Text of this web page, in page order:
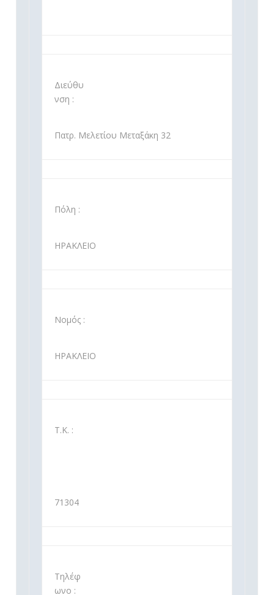
Διεύθυ
νση :
Πατρ. Μελετίου Μεταξάκη 32
Πόλη :
ΗΡΑΚΛΕΙΟ
Νομός :
ΗΡΑΚΛΕΙΟ
Τ.Κ. :
71304
Τηλέφ
ωνο :